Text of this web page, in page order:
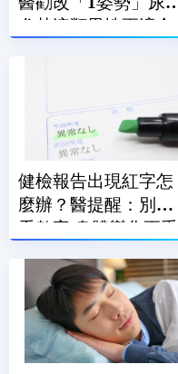
尤其這類男性更適合
健檢報告出現紅字怎
麼辦？醫提醒：別只
看數字 身體變化更重